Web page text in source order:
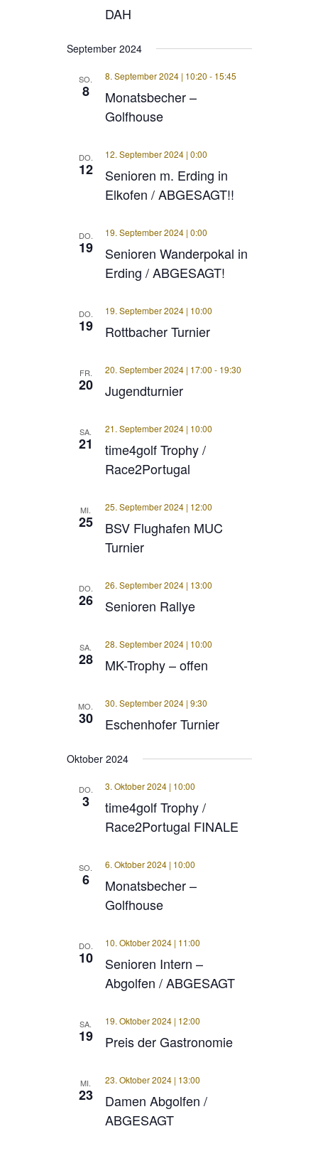
DAH
September 2024
SO.
8
Monatsbecher –
Golfhouse
8. September 2024 | 10:20 - 15:45
DO.
12
Senioren m. Erding in
Elkofen / ABGESAGT!!
12. September 2024 | 0:00
DO.
19
Senioren Wanderpokal in
Erding / ABGESAGT!
19. September 2024 | 0:00
DO.
19 Rottbacher Turnier
19. September 2024 | 10:00
FR.
20 Jugendturnier
20. September 2024 | 17:00 - 19:30
SA.
21
time4golf Trophy /
Race2Portugal
21. September 2024 | 10:00
MI.
25
BSV Flughafen MUC
Turnier
25. September 2024 | 12:00
DO.
26 Senioren Rallye
26. September 2024 | 13:00
SA.
28 MK-Trophy – offen
28. September 2024 | 10:00
MO.
30 Eschenhofer Turnier
30. September 2024 | 9:30
Oktober 2024
DO.
3
time4golf Trophy /
Race2Portugal FINALE
3. Oktober 2024 | 10:00
SO.
6
Monatsbecher –
Golfhouse
6. Oktober 2024 | 10:00
DO.
10
Senioren Intern –
Abgolfen / ABGESAGT
10. Oktober 2024 | 11:00
SA.
19 Preis der Gastronomie
19. Oktober 2024 | 12:00
MI.
23
Damen Abgolfen /
ABGESAGT
23. Oktober 2024 | 13:00